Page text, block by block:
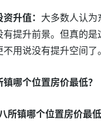
升值： 大多数人认
有提升前景。但真的
用说没有提升空间
哪个位置房价最低？
所镇哪个位置房价最